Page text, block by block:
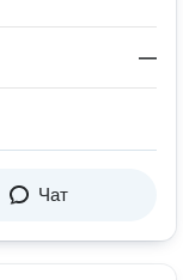
—
Чат